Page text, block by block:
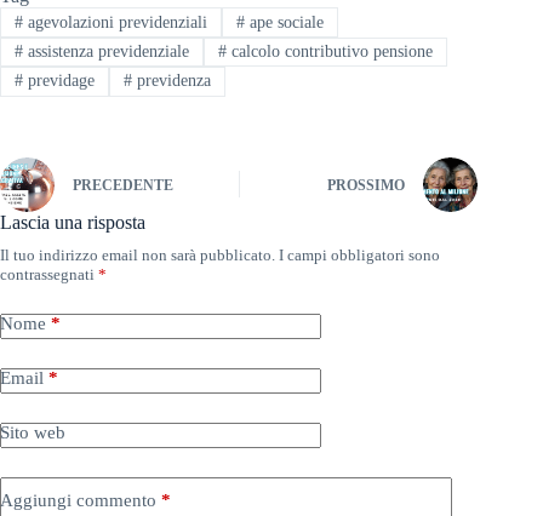
#agevolazioni previdenziali #ape sociale
#assistenza previdenziale #calcolo contributivo pensione
#previdage #previdenza
PRECEDENTE PROSSIMO
Lascia una risposta
Il tuo indirizzo email non sarà pubblicato. I campi obbligatori sono
contrassegnati *
Nome *
Email *
Sito web
Aggiungi commento *